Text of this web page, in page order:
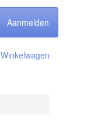
Aanmelden
Winkelwagen